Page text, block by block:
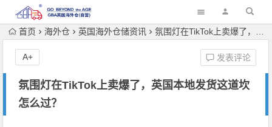
首页 海外仓 英国海外仓储资讯 氛围灯在TikTok上卖爆了，英国本地发货这道坎怎么过？
氛围灯在TikTok上卖爆了，英国本地发货这道坎
怎么过？
发表评论
A+